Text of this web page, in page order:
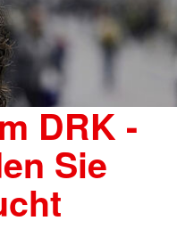
DRK -
Sie